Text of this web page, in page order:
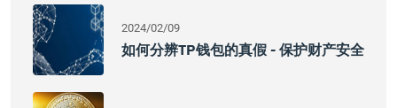
2024/02/09
如何分辨TP钱包的真假 - 保护财产安全